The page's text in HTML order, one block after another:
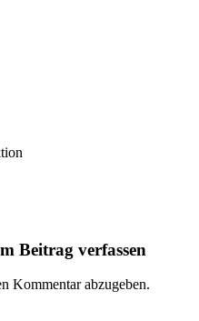
Beitrag verfassen
Kommentar abzugeben.